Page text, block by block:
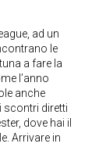
ad un
le
a fare la
l’anno
anche
scontri diretti
dove hai il
Arrivare in